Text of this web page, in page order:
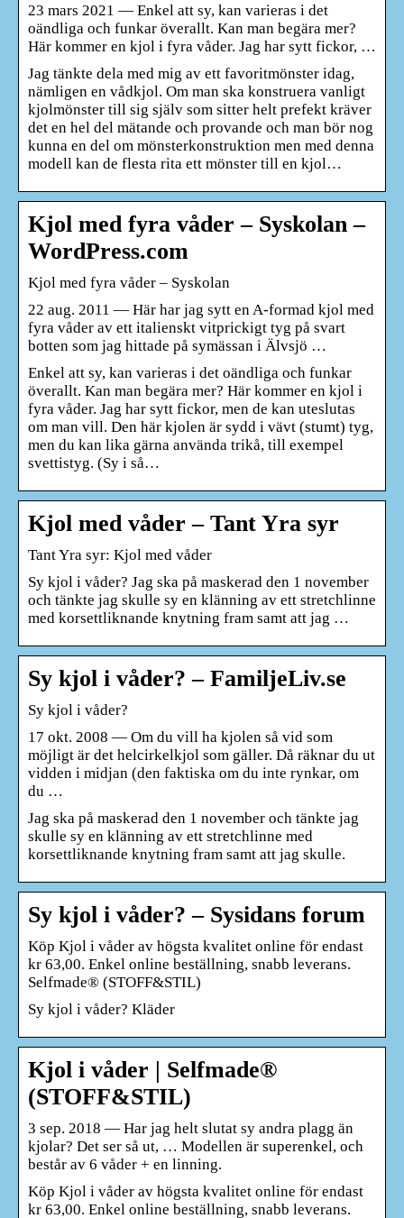
23 mars 2021 — Enkel att sy, kan varieras i det
oändliga och funkar överallt. Kan man begära mer?
Här kommer en kjol i fyra våder. Jag har sytt fickor, …
Jag tänkte dela med mig av ett favoritmönster idag,
nämligen en vådkjol. Om man ska konstruera vanligt
kjolmönster till sig själv som sitter helt prefekt kräver
det en hel del mätande och provande och man bör nog
kunna en del om mönsterkonstruktion men med denna
modell kan de flesta rita ett mönster till en kjol…
Kjol med fyra våder – Syskolan –
WordPress.com
Kjol med fyra våder – Syskolan
22 aug. 2011 — Här har jag sytt en A-formad kjol med
fyra våder av ett italienskt vitprickigt tyg på svart
botten som jag hittade på symässan i Älvsjö …
Enkel att sy, kan varieras i det oändliga och funkar
överallt. Kan man begära mer? Här kommer en kjol i
fyra våder. Jag har sytt fickor, men de kan uteslutas
om man vill. Den här kjolen är sydd i vävt (stumt) tyg,
men du kan lika gärna använda trikå, till exempel
svettistyg. (Sy i så…
Kjol med våder – Tant Yra syr
Tant Yra syr: Kjol med våder
Sy kjol i våder? Jag ska på maskerad den 1 november
och tänkte jag skulle sy en klänning av ett stretchlinne
med korsettliknande knytning fram samt att jag …
Sy kjol i våder? – FamiljeLiv.se
Sy kjol i våder?
17 okt. 2008 — Om du vill ha kjolen så vid som
möjligt är det helcirkelkjol som gäller. Då räknar du ut
vidden i midjan (den faktiska om du inte rynkar, om
du …
Jag ska på maskerad den 1 november och tänkte jag
skulle sy en klänning av ett stretchlinne med
korsettliknande knytning fram samt att jag skulle.
Sy kjol i våder? – Sysidans forum
Köp Kjol i våder av högsta kvalitet online för endast
kr 63,00. Enkel online beställning, snabb leverans.
Selfmade® (STOFF&STIL)
Sy kjol i våder? Kläder
Kjol i våder | Selfmade®
(STOFF&STIL)
3 sep. 2018 — Har jag helt slutat sy andra plagg än
kjolar? Det ser så ut, … Modellen är superenkel, och
består av 6 våder + en linning.
Köp Kjol i våder av högsta kvalitet online för endast
kr 63,00. Enkel online beställning, snabb leverans.